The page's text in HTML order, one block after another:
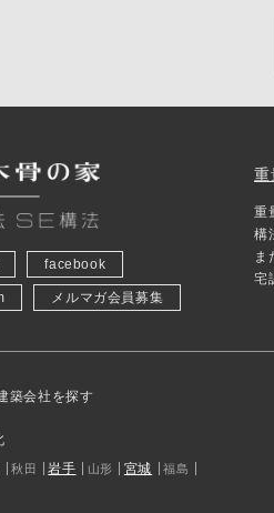
facebook
メルマガ会員募集
重
重
構
ま
宅
築会社を探す
秋田 岩手 山形 宮城 福島